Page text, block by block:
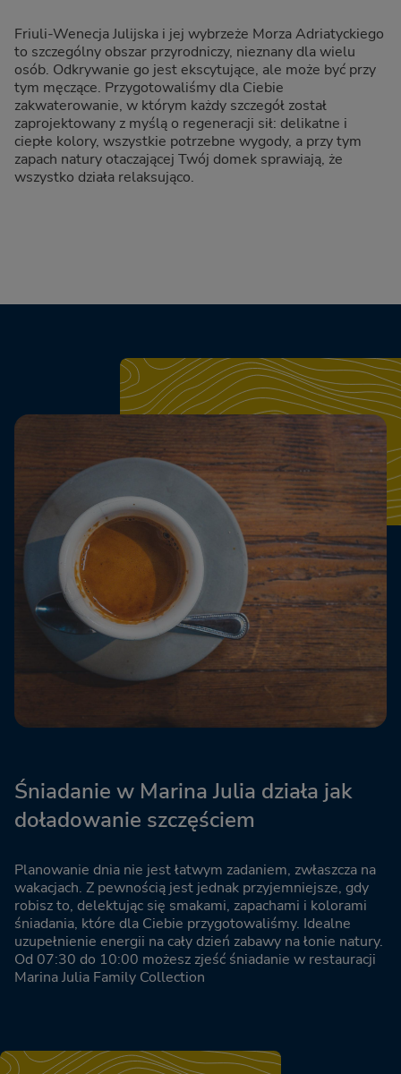
Friuli-Wenecja Julijska i jej wybrzeże Morza Adriatyckiego
to szczególny obszar przyrodniczy, nieznany dla wielu
osób. Odkrywanie go jest ekscytujące, ale może być przy
tym męczące. Przygotowaliśmy dla Ciebie
zakwaterowanie, w którym każdy szczegół został
zaprojektowany z myślą o regeneracji sił: delikatne i
ciepłe kolory, wszystkie potrzebne wygody, a przy tym
zapach natury otaczającej Twój domek sprawiają, że
wszystko działa relaksująco.
Śniadanie w Marina Julia działa jak
doładowanie szczęściem
Planowanie dnia nie jest łatwym zadaniem, zwłaszcza na
wakacjach. Z pewnością jest jednak przyjemniejsze, gdy
robisz to, delektując się smakami, zapachami i kolorami
śniadania, które dla Ciebie przygotowaliśmy. Idealne
uzupełnienie energii na cały dzień zabawy na łonie natury.
Od 07:30 do 10:00 możesz zjeść śniadanie w restauracji
Marina Julia Family Collection